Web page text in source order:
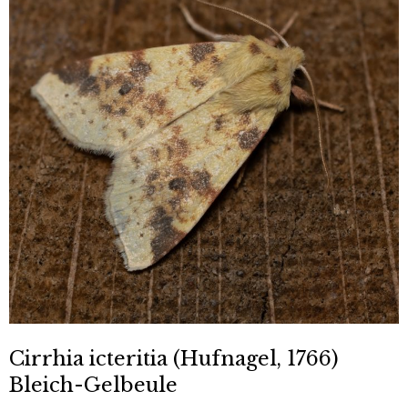
Cirrhia icteritia (Hufnagel, 1766)
Bleich-Gelbeule